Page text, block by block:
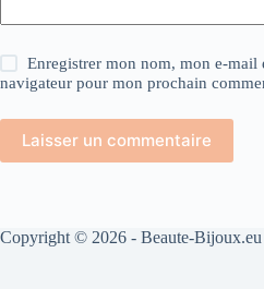
Enregistrer mon nom, mon e-mail
navigateur pour mon prochain
Laisser un commentaire
Copyright © 2026 - Beaute-Bijoux.eu